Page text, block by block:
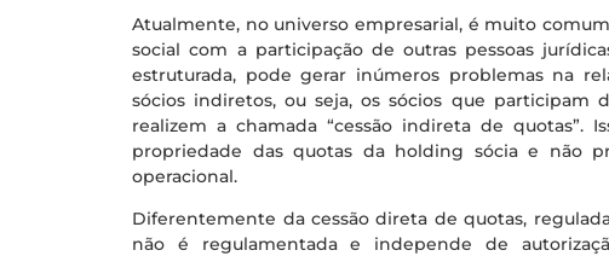
Atualmente, no universo empresarial, é muito
social com a participação de outras pessoas
estruturada, pode gerar inúmeros problemas na
sócios indiretos, ou seja, os sócios que
realizem a chamada “cessão indireta de quotas”.
propriedade das quotas da holding sócia e não
operacional.
Diferentemente da cessão direta de quotas,
não é regulamentada e independe de